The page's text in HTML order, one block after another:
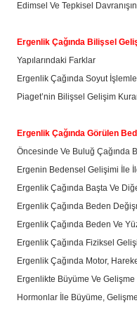
Edimsel Ve Tepkisel
Ergenlik Çağında Bilişsel
Yapılarındaki Farklar
Ergenlik Çağında Soyut
Piaget’nin Bilişsel Gelişim
Ergenlik Çağında Görülen
Öncesinde Ve Buluğ Çağında
Ergenin Bedensel Gelişimi İle
Ergenlik Çağında Başta Ve
Ergenlik Çağında Beden
Ergenlik Çağında Beden Ve
Ergenlik Çağında Fiziksel
Ergenlik Çağında Motor,
Ergenlikte Büyüme Ve Gelişme
Hormonlar İle Büyüme,